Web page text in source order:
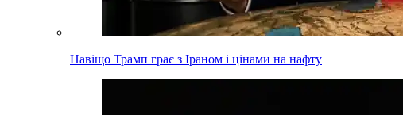
Навіщо Трамп грає з Іраном і цінами на нафту